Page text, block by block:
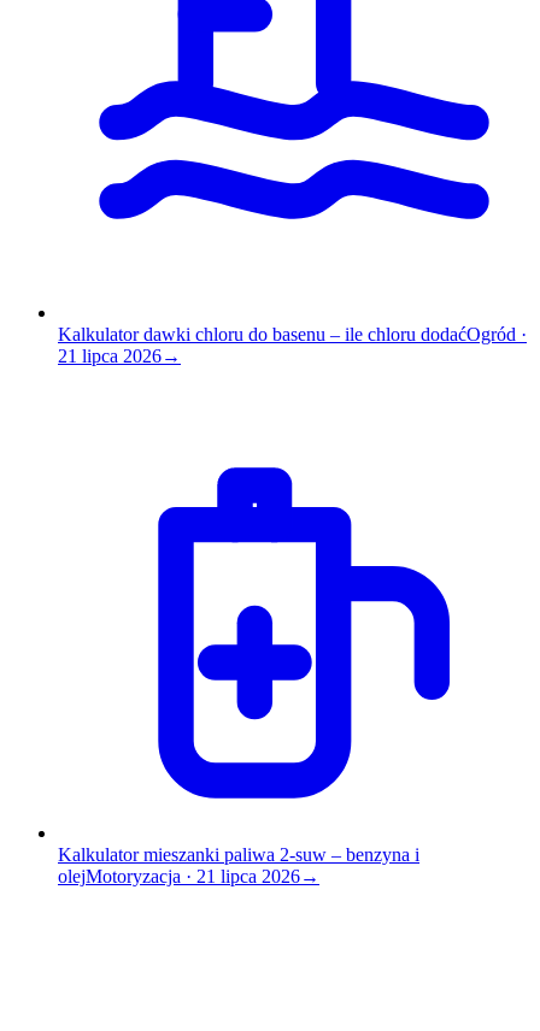
Kalkulator dawki chloru do basenu – ile chloru dodaćOgród ·
21 lipca 2026→
Kalkulator mieszanki paliwa 2-suw – benzyna i
olejMotoryzacja · 21 lipca 2026→